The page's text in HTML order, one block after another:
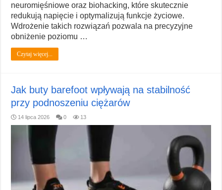
neuromięśniowe oraz biohacking, które skutecznie
redukują napięcie i optymalizują funkcje życiowe.
Wdrożenie takich rozwiązań pozwala na precyzyjne
obniżenie poziomu …
Czytaj więcej...
Jak buty barefoot wpływają na stabilność
przy podnoszeniu ciężarów
14 lipca 2026 0 13